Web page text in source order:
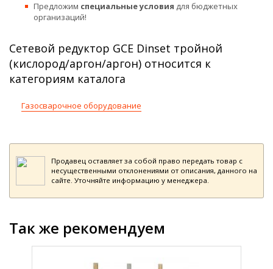
Предложим специальные условия для бюджетных
организаций!
Сетевой редуктор GCE Dinset тройной
(кислород/аргон/аргон) относится к
категориям каталога
Газосварочное оборудование
Продавец оставляет за собой право передать товар с
несущественными отклонениями от описания, данного на
сайте. Уточняйте информацию у менеджера.
Так же рекомендуем